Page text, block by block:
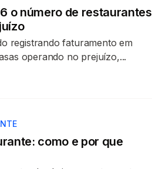
o número de restaurantes
registrando faturamento em
operando no prejuízo,...
como e por que